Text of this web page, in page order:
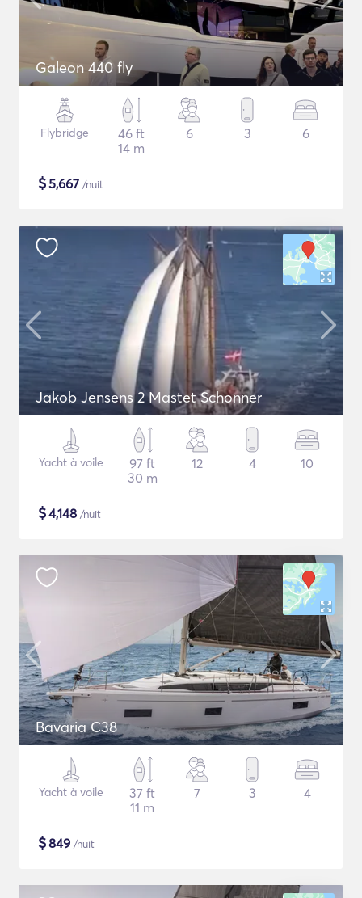
Galeon 440 fly
Flybridge
46 ft
14 m
6 3 6
$5,667 /nuit
Jakob Jensens 2 Mastet Schonner
Yacht à voile
97 ft
30 m
12 4 10
$4,148 /nuit
Bavaria C38
Yacht à voile
37 ft
11 m
7 3 4
$849 /nuit